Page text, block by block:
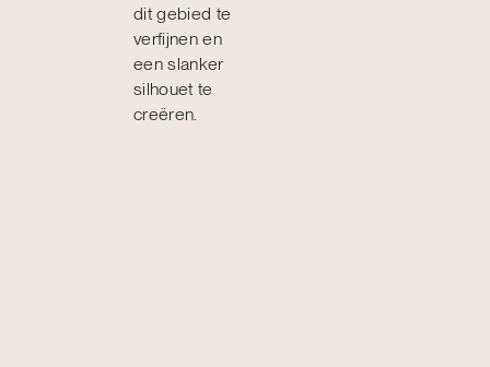
dit gebied te
verfijnen en
een slanker
silhouet te
creëren.